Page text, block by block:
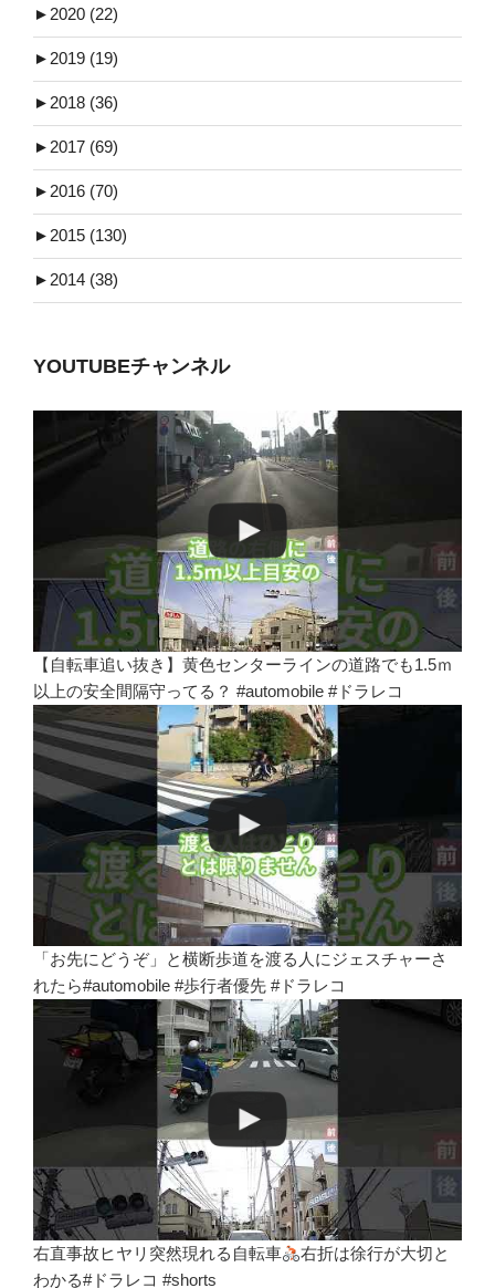
► 2020 (22)
► 2019 (19)
► 2018 (36)
► 2017 (69)
► 2016 (70)
► 2015 (130)
► 2014 (38)
YOUTUBEチャンネル
【自転車追い抜き】黄色センターラインの道路でも1.5ｍ
以上の安全間隔守ってる？ #automobile #ドラレコ
「お先にどうぞ」と横断歩道を渡る人にジェスチャーさ
れたら#automobile #歩行者優先 #ドラレコ
右直事故ヒヤリ突然現れる自転車
右折は徐行が大切と
わかる#ドラレコ #shorts